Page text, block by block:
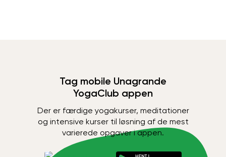
Tag mobile Unagrande
YogaClub appen
Der er færdige yogakurser, meditationer
og intensive kurser til løsning af de mest
varierede opgaver i appen.